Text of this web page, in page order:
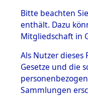
BESTÄNDE
1.
mente
5.
5.3
Bitte beachten
enthält. Dazu
Mitgliedschaft in
Als Nutzer dieses
Gesetze und die
Sammlungen